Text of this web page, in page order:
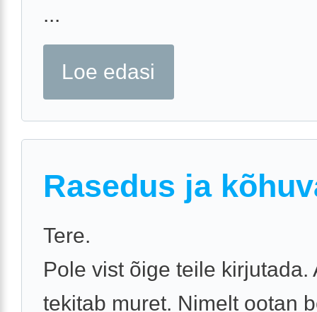
...
Loe edasi
Rasedus ja
Tere.
Pole vist õige teile kirjutada.
tekitab muret. Nimelt ootan